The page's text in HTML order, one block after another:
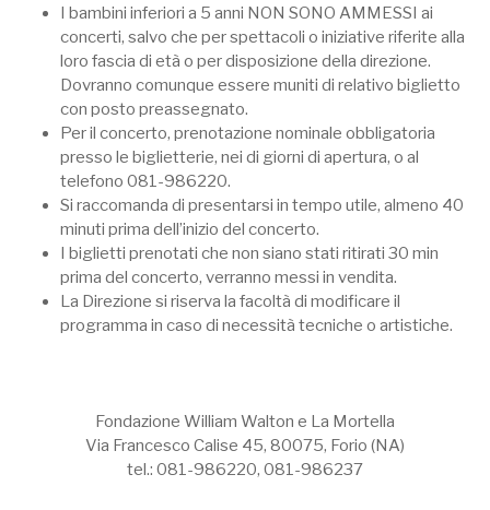
I bambini inferiori a 5 anni NON SONO AMMESSI ai
concerti, salvo che per spettacoli o iniziative riferite alla
loro fascia di età o per disposizione della direzione.
Dovranno comunque essere muniti di relativo biglietto
con posto preassegnato.
Per il concerto, prenotazione nominale obbligatoria
presso le biglietterie, nei di giorni di apertura, o al
telefono 081-986220.
Si raccomanda di presentarsi in tempo utile, almeno 40
minuti prima dell’inizio del concerto.
I biglietti prenotati che non siano stati ritirati 30 min
prima del concerto, verranno messi in vendita.
La Direzione si riserva la facoltà di modificare il
programma in caso di necessità tecniche o artistiche.
Fondazione William Walton e La Mortella
Via Francesco Calise 45, 80075, Forio (NA)
tel.: 081-986220, 081-986237